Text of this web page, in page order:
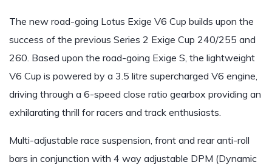
The new road-going Lotus Exige V6 Cup builds upon the
success of the previous Series 2 Exige Cup 240/255 and
260. Based upon the road-going Exige S, the lightweight
V6 Cup is powered by a 3.5 litre supercharged V6 engine,
driving through a 6-speed close ratio gearbox providing an
exhilarating thrill for racers and track enthusiasts.
Multi-adjustable race suspension, front and rear anti-roll
bars in conjunction with 4 way adjustable DPM (Dynamic